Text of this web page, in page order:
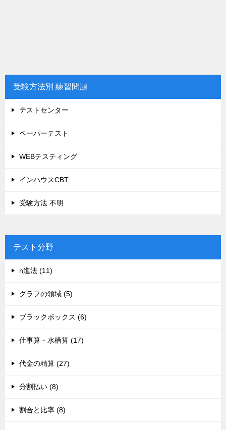
受験方法別 練習問題
テストセンター
ペーパーテスト
WEBテスティング
インハウスCBT
受験方法 不明
テスト分野
n進法 (11)
グラフの領域 (5)
ブラックボックス (6)
仕事算・水槽算 (17)
代金の精算 (27)
分割払い (8)
割合と比率 (8)